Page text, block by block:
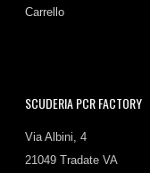
Carrello
SCUDERIA PCR FACTORY
Via Albini, 4
21049 Tradate VA